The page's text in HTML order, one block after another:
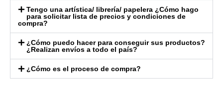
Tengo una artística/ librería/ papelera ¿Cómo hago
para solicitar lista de precios y condiciones de
compra?
¿Cómo puedo hacer para conseguir sus productos?
¿Realizan envíos a todo el país?
¿Cómo es el proceso de compra?